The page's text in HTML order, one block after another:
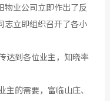
物业公司立即作出了反
志立即组织召开了各小
达到各位业主，知晓率
的需要，富临山庄、